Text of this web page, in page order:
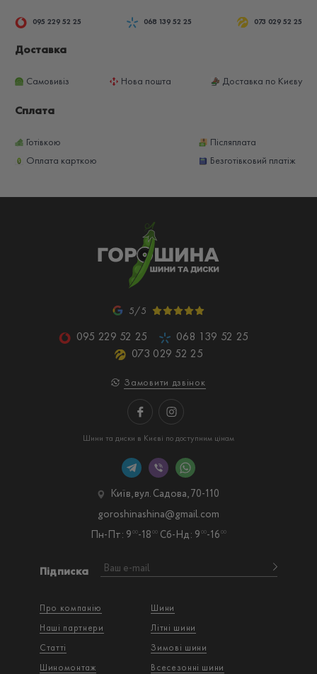
095 229 52 25 068 139 52 25 073 029 52 25
Доставка
Самовивіз Нова пошта Доставка по Києву
Сплата
Готівкою
Післяплата
Оплата карткою
Безготівковий платіж
5/5
095 229 52 25
068 139 52 25
073 029 52 25
Замовити дзвінок
Шини та диски в Києві по доступним цінам
Про компанію
Наші партнери
Статті
Шиномонтаж
Шини
Літні шини
Зимові шини
Всесезонні шини
Підписка
Київ, вул. Садова, 70-110
Пн-Пт: 9 00-18 00 Сб-Нд: 9 00-16 00
goroshinashina@gmail.com